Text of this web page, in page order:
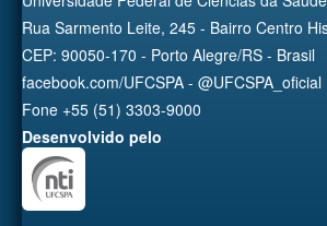
Rua Sarmento Leite, 245 - Bairro Centro
CEP: 90050-170 - Porto Alegre/RS - Brasil
facebook.com/UFCSPA - @UFCSPA_oficial
Fone +55 (51) 3303-9000
Desenvolvido pelo